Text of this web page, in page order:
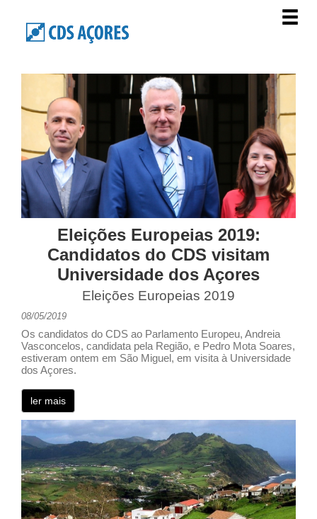
Eleições Europeias 2019:
Candidatos do CDS visitam
Universidade dos Açores
Eleições Europeias 2019
08/05/2019
Os candidatos do CDS ao Parlamento Europeu, Andreia
Vasconcelos, candidata pela Região, e Pedro Mota Soares,
estiveram ontem em São Miguel, em visita à Universidade
dos Açores.
ler mais